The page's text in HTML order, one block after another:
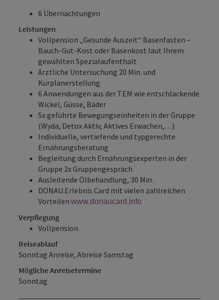
6 Übernachtungen
Leistungen
Vollpension „Gesunde Auszeit“ Basenfasten –
Bauch-Gut-Kost oder Basenkost laut Ihrem
gewählten Spezialaufenthalt
Ärztliche Untersuchung 20 Min. und
Kurplanerstellung
6 Anwendungen aus der TEM wie entschlackende
Wickel, Güsse, Bäder
5x geführte Bewegungseinheiten in der Gruppe
(Wyda, Detox Aktiv, Aktives Erwachen,…)
Individuelle, vertiefende und typgerechte
Ernährungsberatung
Begleitung durch Ernährungsexperten in der
Gruppe 2x Gruppengespräch
Ausleitende Ölbehandlung, 30 Min.
DONAU.Erlebnis Card mit vielen zahlreichen
Vorteilen www.donaucard.info
Verpflegung
Vollpension
Reiseablauf
Sonntag Anreise, Abreise Samstag
Mögliche Anreisetermine
Sonntag